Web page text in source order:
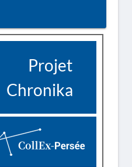
Projet
Chronika